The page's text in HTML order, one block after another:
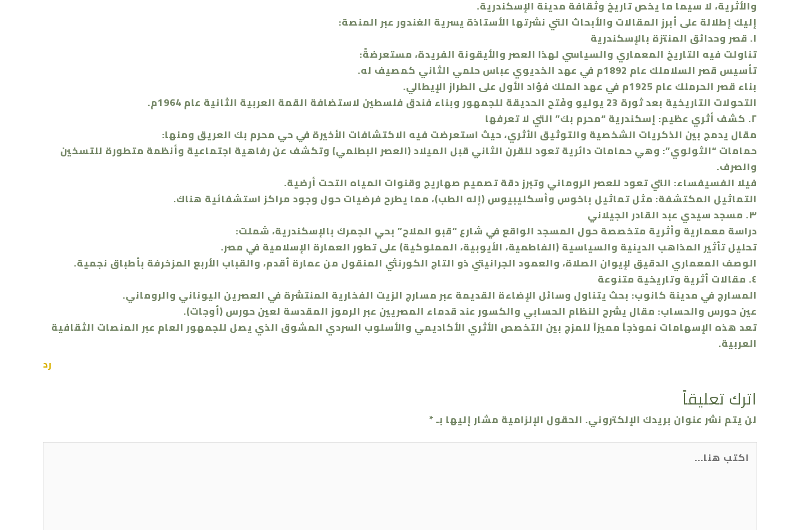
والأثرية، لا سيما ما يخص تاريخ وثقافة مدينة الإسكندرية.
​إليك إطلالة على أبرز المقالات والأبحاث التي نشرتها الأستاذة يسرية الغندور عبر المنصة:
​١. قصر وحدائق المنتزة بالإسكندرية
​تناولت فيه التاريخ المعماري والسياسي لهذا العصر والأيقونة الفريدة، مستعرضةً:
​تأسيس قصر السلاملك عام 1892م في عهد الخديوي عباس حلمي الثاني كمصيف له.
​بناء قصر الحرملك عام 1925م في عهد الملك فؤاد الأول على الطراز الإيطالي.
​التحولات التاريخية بعد ثورة 23 يوليو وفَتح الحديقة للجمهور وبناء فندق فلسطين لاستضافة القمة العربية الثانية عام 1964م.
​٢. كشف أثري عظيم: إسكندرية “محرم بك” التي لا تعرفها
​مقال يدمج بين الذكريات الشخصية والتوثيق الأثري، حيث استعرضت فيه الاكتشافات الأخيرة في حي محرم بك العريق ومنها:
​حمامات “الثولوي”: وهي حمامات دائرية تعود للقرن الثاني قبل الميلاد (العصر البطلمي) وتكشف عن رفاهية اجتماعية وأنظمة متطورة للتسخين
والصرف.
​فيلا الفسيفساء: التي تعود للعصر الروماني وتبرز دقة تصميم صهاريج وقنوات المياه التحت أرضية.
​التماثيل المكتشفة: مثل تماثيل باخوس وأسكليبيوس (إله الطب)، مما يطرح فرضيات حول وجود مراكز استشفائية هناك.
​٣. مسجد سيدي عبد القادر الجيلاني
​دراسة معمارية وأثرية متخصصة حول المسجد الواقع في شارع “قبو الملاح” بحي الجمرك بالإسكندرية، شملت:
​تحليل تأثير المذاهب الدينية والسياسية (الفاطمية، الأيوبية، المملوكية) على تطور العمارة الإسلامية في مصر.
​الوصف المعماري الدقيق لإيوان الصلاة، والعمود الجرانيتي ذو التاج الكورنثي المنقول من عمارة أقدم، والقباب الأربع المزخرفة بأطباق نجمية.
​٤. مقالات أثرية وتاريخية متنوعة
​المسارج في مدينة كانوب: بحث يتناول وسائل الإضاءة القديمة عبر مسارج الزيت الفخارية المنتشرة في العصرين اليوناني والروماني.
​عين حورس والحساب: مقال يشرح النظام الحسابي والكسور عند قدماء المصريين عبر الرموز المقدسة لعين حورس (أوجات).
​تعد هذه الإسهامات نموذجاً مميزاً للمزج بين التخصص الأثري الأكاديمي والأسلوب السردي المشوق الذي يصل للجمهور العام عبر المنصات الثقافية
العربية.
رد
اترك تعليقاً
لن يتم نشر عنوان بريدك الإلكتروني. الحقول الإلزامية مشار إليها بـ*
هنا...